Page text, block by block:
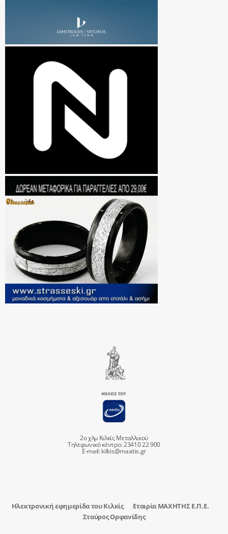
2ο χλμ Κιλκίς Μεταλλικού
Τηλεφωνικό κέντρο: 23410 22 900
E-mail:kilkis@maxitis.gr
Ηλεκτρονική εφημερίδα του Κιλκίς
Εταιρία ΜΑΧΗΤΗΣ Ε.Π.Ε.
Σταύρος Ορφανίδης